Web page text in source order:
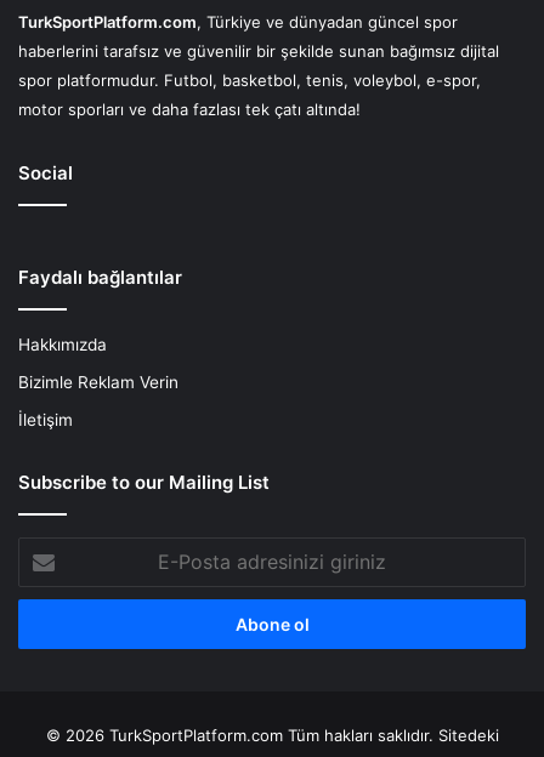
TurkSportPlatform.com, Türkiye ve dünyadan güncel spor
haberlerini tarafsız ve güvenilir bir şekilde sunan bağımsız dijital
spor platformudur. Futbol, basketbol, tenis, voleybol, e-spor,
motor sporları ve daha fazlası tek çatı altında!
Social
Faydalı bağlantılar
Hakkımızda
Bizimle Reklam Verin
İletişim
Subscribe to our Mailing List
Posta
adresinizi
© 2026 TurkSportPlatform.com Tüm hakları saklıdır. Sitedeki